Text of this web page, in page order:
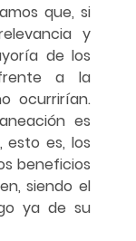
que, si
y
de los
a la
ocurrirían.
es
es, los
beneficios
siendo el
ya de su